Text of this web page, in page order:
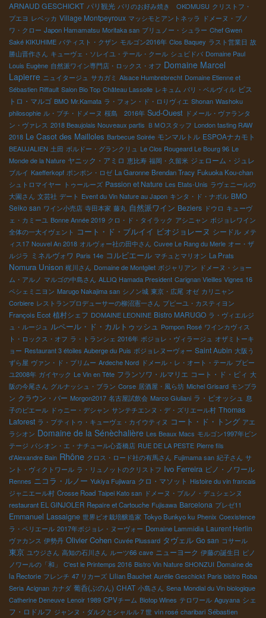
ARNAUD GESCHICKT パリ観光 パリのお好み焼き OKOMUSU クリストフ・
プエヨ レベッカ Village Montpeyroux マッシモとアントネッラ
ドメーヌ・ブノ
ワ・クロー Japon Hamamatsu Moritaka san ブリュノー・シュラー Chef Gwen
Saké KIKUHIME バティスト・クザン モルゴン2016年 Clos Baquey ラスト営業日 故
勝山晋作さん キューヴェ・ソレイユ・テール・クール シュビドバ Domaine Paul
Louis Eugène 自然派ワイン専門店・ロックス・オフ Domaine Marcel
Lapierre ニュイタージュ サカガミ Alsace Humbrebrecht Domaine Etienne et
Sébastien Riffault Salon Bio Top Château Lassolle レキュム パリ・ベルヴィル ビス
トロ・マルゴ BMO Mr.Kamata ラ・フォン・ド・ロりヴィエ Shonan Washoku
philosophie ル・プチ・ドメーヌ 桜島 2016年 Sud-Ouest ドメール・ヴァランタ
ン・ヴァレス 2018 Beaujolais Nouveaux partis ＢＭОスタッフ London tasting RAW
2018 Le Casot des Mailloles Barbecue Soirée モンマルトル ESPOAナカモト
BEAUJALIEN 土田 ボルドー・グランクリュ Le Clos Rougeard Le Bourg 96 Le
Monde de la Nature ヤニック・アミロ 恵比寿 福岡・久留米 ジェローム・ジュレ
ブルイ Kaefferkopf ポンポン・ロゼ La Garonne Brendan Tracy Fukuoka Kou-chan
シュトロマイヤー トゥールーズ Passion et Nature Les Etats-Unis ラヴェニールの
大園さん 文芸社 デート Event du Vin Nature au Japon キンタ・ド・ナポル BMO
Seiko san ワイン小売店 寺田本家 藤丸 自然派ワイン Beziers ドウロ キューヴ
ェ・カミーユ Bonne Année 2019 クロ・ド・タイラック アシニャン ボジョレワイン
全体の一大イヴェント コート・ド・ブルイイ ビオジョレーヌ シードル メテ
ィス17 Nouvel An 2018 オルヴォー社の田中さん Cuvee Le Rang du Merle オー・ザ
ルジラ ミネルヴォワ Paris 14e コルビエール マチュとマリオン La Prats
Nomura Unison 梶川さん Domaine de Montgilet ボジャリアン ドメーヌ・ショー
ム・アルノ マルゴの中島さん ALLIQ Hamada President Carignan Vieilles Vignes 16
ペシェミニヨン Marugo Nakajima san シノン城 東京・広尾 オゼ カリニャン
Corbiere レストランプロデューサーの柳沼憲一さん プピーユ・カスティヨン
François Ecot 植村シェフ DOMAINE LEONINE Bistro MARUGO ラ・ヴィエルジ
ュ・ルージュ ルペール・ド・カルトゥッシュ Pompon Rosé ワインカヴィス
ト・ロックス・オフ ラ・トランシェ 2016年 ボジョレ・ヴィラージュ オザミトーキ
ョー Restaurant 3 étoiles Auberge du Puis ボジョレヌーヴォー Saint Aubin 大阪う
ずら屋 ヴァン・ド・プリムー Ardeche Nord ドメール・レ・オート・テール プピー
ユ2008年 ガイヤック Le Vin en Tête フランソワ・ルマリエ コート・ド・ピィ 大
阪の今尾さん グルナッシュ・ブラン Corse 居酒屋・風ら坊 Michel Grisard モンブラ
ン クラウン・バー Morgon2017 名古屋試飲会 Marco Giuliani ラ・ピオッシュ 息
子のピエール ドゥニー・デシャン サンテチエンヌ・デ・ズリエール村 Thomas
Laforest ラ・プティトゥ・キューヴェ・カイウティヌ コート・ド・トング アエ
ラシオン Domaine de la Sénèchalière Les Beaux Macs モルゴン1997年ビン
テージ パシオン・エ・ナチュール心斎橋店 RUE DE LA PESTE Pierre fils
d'Alexandre Bain Rhône クロス・ロード社の有馬さん Fujimama san 紀子さん サ
ント・ヴィクトワール ラ・リュノットのクリストフ Ivo Ferreira ピノ・ノワール
Rennes ニコラ・ルノー Yukiya Fujiwara クロ・マソット Histoire du vin francais
ジャニエール村 Crosse Road Taipei Kato san ドメーヌ・ブルノ・デュシェンヌ
restaurant EL GINJOLER Repaire et Cartouche Fujisawa Barcelona ブレゼ11
Emmanuel Lassaigne 世界ビオ栽培醸造家 Tokyo Bunkyo ku Phenix Coexistence
ラ・ペリエール 2017年ボジョレ・ヌーヴォー Domaine Lammidia Laurent Herlin
ヴァカンス 伊勢丹 Olivier Cohen Cuvée Plussard タヴェル Go san コサール
東京 ユウジさん 高知の石川さん ルーツ66 cave ニューヨーク 伊藤の誕生日 ピノ
ノワールの「和」
C'est le Printemps 2016 Bistro Vin Nature SHONZUI Domaine de
la Rectorie フレンチ 47 リカーズ Lilian Bauchet Aurélie Geschickt Paris bistro Roba
Seria Acignan カナダ 葡呑(ぶのん) CHAT 小島さん Sena Mondial du Vin biologique
Catherine Deneuve Lenoir 1989 CPVチーム Biotop Wines テロワール Aguyana シェ
フ・ロドルフ ジャンヌ・ダルクとシャルル７世 vin rosé charibari Sébastien